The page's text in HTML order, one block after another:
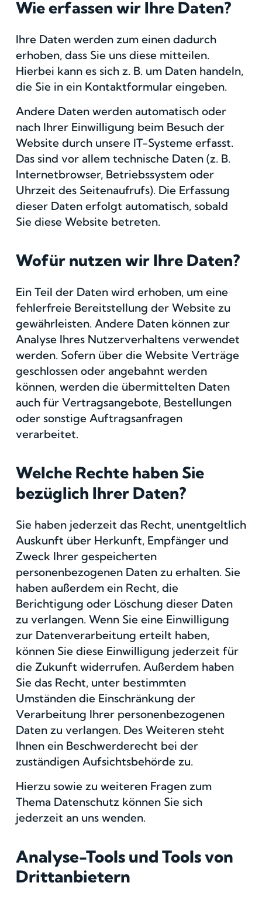
Wie erfassen wir Ihre Daten?
Ihre Daten werden zum einen dadurch
erhoben, dass Sie uns diese mitteilen.
Hierbei kann es sich z. B. um Daten handeln,
die Sie in ein Kontaktformular eingeben.
Andere Daten werden automatisch oder
nach Ihrer Einwilligung beim Besuch der
Website durch unsere IT-Systeme erfasst.
Das sind vor allem technische Daten (z. B.
Internetbrowser, Betriebssystem oder
Uhrzeit des Seitenaufrufs). Die Erfassung
dieser Daten erfolgt automatisch, sobald
Sie diese Website betreten.
Wofür nutzen wir Ihre Daten?
Ein Teil der Daten wird erhoben, um eine
fehlerfreie Bereitstellung der Website zu
gewährleisten. Andere Daten können zur
Analyse Ihres Nutzerverhaltens verwendet
werden. Sofern über die Website Verträge
geschlossen oder angebahnt werden
können, werden die übermittelten Daten
auch für Vertragsangebote, Bestellungen
oder sonstige Auftragsanfragen
verarbeitet.
Welche Rechte haben Sie
bezüglich Ihrer Daten?
Sie haben jederzeit das Recht, unentgeltlich
Auskunft über Herkunft, Empfänger und
Zweck Ihrer gespeicherten
personenbezogenen Daten zu erhalten. Sie
haben außerdem ein Recht, die
Berichtigung oder Löschung dieser Daten
zu verlangen. Wenn Sie eine Einwilligung
zur Datenverarbeitung erteilt haben,
können Sie diese Einwilligung jederzeit für
die Zukunft widerrufen. Außerdem haben
Sie das Recht, unter bestimmten
Umständen die Einschränkung der
Verarbeitung Ihrer personenbezogenen
Daten zu verlangen. Des Weiteren steht
Ihnen ein Beschwerderecht bei der
zuständigen Aufsichtsbehörde zu.
Hierzu sowie zu weiteren Fragen zum
Thema Datenschutz können Sie sich
jederzeit an uns wenden.
Analyse-Tools und Tools von
Dritt­anbietern